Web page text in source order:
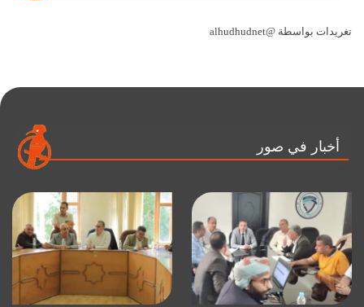
تغريدات بواسطة @alhudhudnet
أخبار في صور